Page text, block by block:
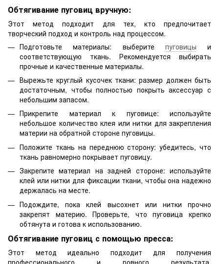
Обтягивание пуговиц вручную:
Этот метод подходит для тех, кто предпочитает
творческий подход и контроль над процессом.
Подготовьте материалы: выберите пуговицы и
соответствующую ткань. Рекомендуется выбирать
прочные и качественные материалы.
Вырежьте круглый кусочек ткани: размер должен быть
достаточным, чтобы полностью покрыть аксессуар с
небольшим запасом.
Прикрепите материал к пуговице: используйте
небольшое количество клея или нитки для закрепления
материи на обратной стороне пуговицы.
Положите ткань на переднюю сторону: убедитесь, что
ткань равномерно покрывает пуговицу.
Закрепите материал на задней стороне: используйте
клей или нитки для фиксации ткани, чтобы она надежно
держалась на месте.
Подождите, пока клей высохнет или нитки прочно
закрепят материю. Проверьте, что пуговица крепко
обтянута и готова к использованию.
Обтягивание пуговиц с помощью пресса:
Этот метод идеально подходит для получения